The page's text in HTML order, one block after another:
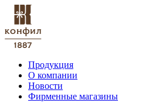
Продукция
О компании
Новости
Фирменные магазины